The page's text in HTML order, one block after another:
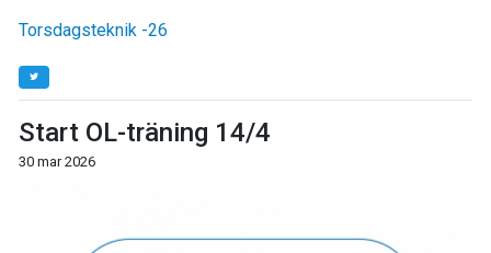
Torsdagsteknik -26
Start OL-träning 14/4
30 mar 2026